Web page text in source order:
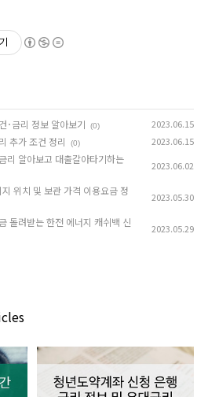
･금리 정보 알아보기
(0) 2023.06.15
추가 조건 정리 (0) 2023.06.15
리 알아보고 대출갈아타기하는
2023.06.02
위치 및 보관 가격 이용요금 정
2023.05.30
돌려받는 한전 에너지 캐쉬백 신
2023.05.29